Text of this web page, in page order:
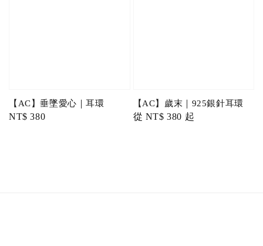
【AC】垂墜愛心｜耳環
Regular
NT$ 380
【AC】歲末｜925銀針耳環
Regular
從 NT$ 380 起